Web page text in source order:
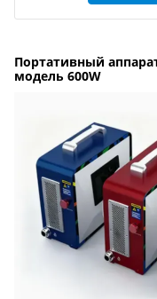
Портативный
модель 600W